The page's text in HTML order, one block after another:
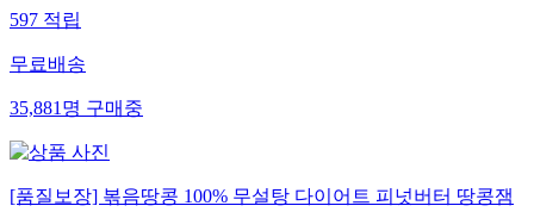
597적립
무료배송
35,881명구매중
[품질보장] 볶음땅콩 100% 무설탕 다이어트 피넛버터 땅콩잼